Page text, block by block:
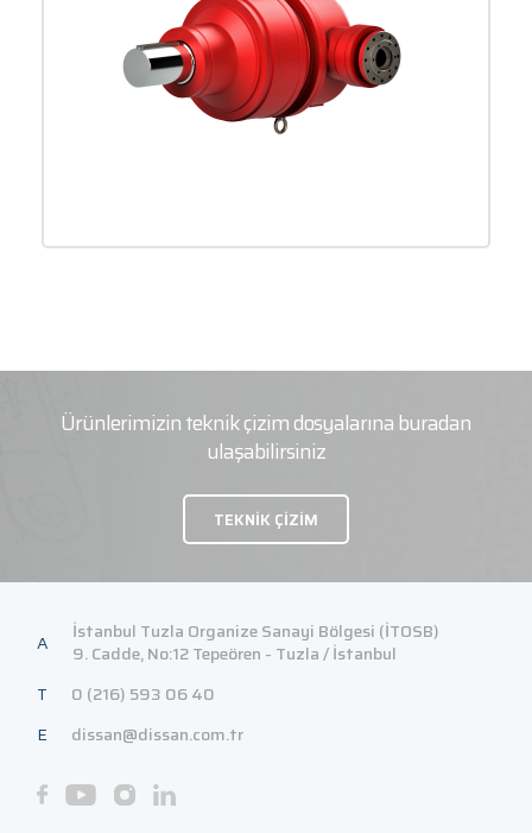
Ürünlerimizin teknik çizim dosyalarına buradan
ulaşabilirsiniz
TEKNİK ÇİZİM
A
İstanbul Tuzla Organize Sanayi Bölgesi (İTOSB)
9. Cadde, No:12 Tepeören - Tuzla / İstanbul
T
0 (216) 593 06 40
E
dissan@dissan.com.tr